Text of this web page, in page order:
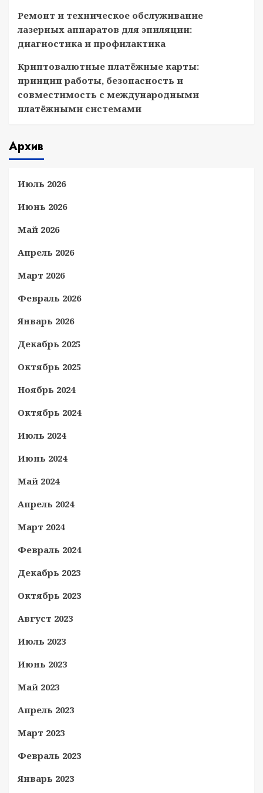
Ремонт и техническое обслуживание
лазерных аппаратов для эпиляции:
диагностика и профилактика
Криптовалютные платёжные карты:
принцип работы, безопасность и
совместимость с международными
платёжными системами
Архив
Июль 2026
Июнь 2026
Май 2026
Апрель 2026
Март 2026
Февраль 2026
Январь 2026
Декабрь 2025
Октябрь 2025
Ноябрь 2024
Октябрь 2024
Июль 2024
Июнь 2024
Май 2024
Апрель 2024
Март 2024
Февраль 2024
Декабрь 2023
Октябрь 2023
Август 2023
Июль 2023
Июнь 2023
Май 2023
Апрель 2023
Март 2023
Февраль 2023
Январь 2023